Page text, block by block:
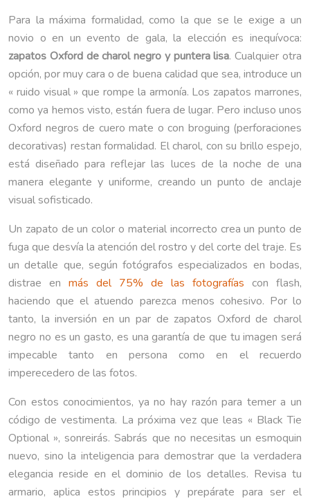
Para la máxima formalidad, como la que se le exige a un
novio o en un evento de gala, la elección es inequívoca:
zapatos Oxford de charol negro y puntera lisa. Cualquier otra
opción, por muy cara o de buena calidad que sea, introduce un
« ruido visual » que rompe la armonía. Los zapatos marrones,
como ya hemos visto, están fuera de lugar. Pero incluso unos
Oxford negros de cuero mate o con broguing (perforaciones
decorativas) restan formalidad. El charol, con su brillo espejo,
está diseñado para reflejar las luces de la noche de una
manera elegante y uniforme, creando un punto de anclaje
visual sofisticado.
Un zapato de un color o material incorrecto crea un punto de
fuga que desvía la atención del rostro y del corte del traje. Es
un detalle que, según fotógrafos especializados en bodas,
distrae en más del 75% de las fotografías con flash,
haciendo que el atuendo parezca menos cohesivo. Por lo
tanto, la inversión en un par de zapatos Oxford de charol
negro no es un gasto, es una garantía de que tu imagen será
impecable tanto en persona como en el recuerdo
imperecedero de las fotos.
Con estos conocimientos, ya no hay razón para temer a un
código de vestimenta. La próxima vez que leas « Black Tie
Optional », sonreirás. Sabrás que no necesitas un esmoquin
nuevo, sino la inteligencia para demostrar que la verdadera
elegancia reside en el dominio de los detalles. Revisa tu
armario, aplica estos principios y prepárate para ser el